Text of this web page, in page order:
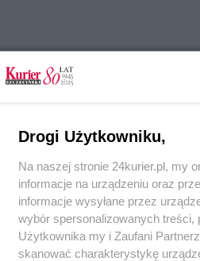
się
Drogi Użytkowniku,
Na naszej stronie 24kurier.pl, my
informacje na urządzeniu oraz
informacje wysyłane przez
wybór spersonalizowanych treści,
Użytkownika my i Zaufani
skanować charakterystykę